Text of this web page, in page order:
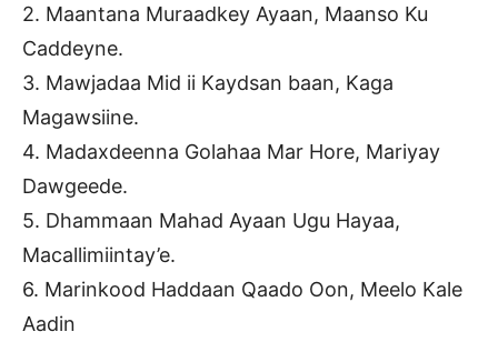
2. Maantana Muraadkey Ayaan, Maanso Ku
Caddeyne.
3. Mawjadaa Mid ii Kaydsan baan, Kaga
Magawsiine.
4. Madaxdeenna Golahaa Mar Hore, Mariyay
Dawgeede.
5. Dhammaan Mahad Ayaan Ugu Hayaa,
Macallimiintay’e.
6. Marinkood Haddaan Qaado Oon, Meelo Kale
Aadin